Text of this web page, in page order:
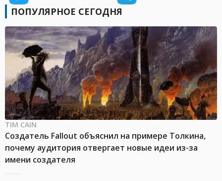
ПОПУЛЯРНОЕ СЕГОДНЯ
TIM CAIN
Создатель Fallout объяснил на примере Толкина,
почему аудитория отвергает новые идеи из-за
имени создателя